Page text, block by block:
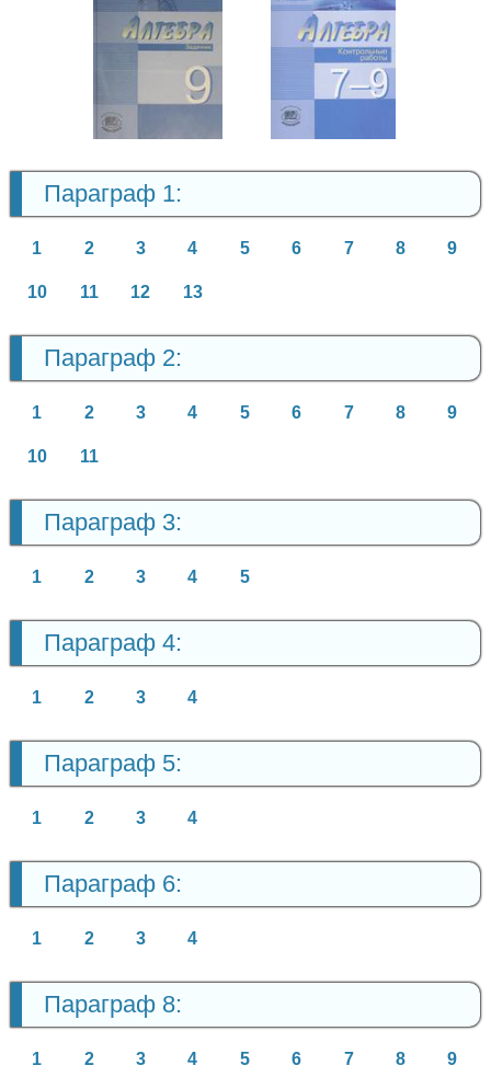
Алгебра
Алгебра
7-9 класс
Параграф 1:
1 2 3 4 5 6 7 8 9
10 11 12 13
Параграф 2:
1 2 3 4 5 6 7 8 9
10 11
Параграф 3:
1 2 3 4 5
Параграф 4:
1 2 3 4
Параграф 5:
1 2 3 4
Параграф 6:
1 2 3 4
Параграф 8:
1 2 3 4 5 6 7 8 9